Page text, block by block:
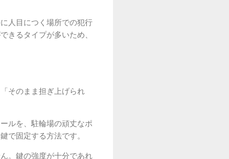
人目につく場所での犯行
きるタイプが多いため、
そのまま担ぎ上げられ
ルを、駐輪場の頑丈なポ
で固定する方法です。
。鍵の強度が十分であれ